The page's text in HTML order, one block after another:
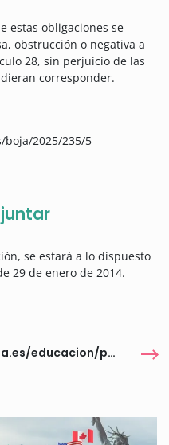
estas obligaciones se
obstrucción o negativa a
28, sin perjuicio de las
corresponder.
2025/235/5
se estará a lo dispuesto
29 de enero de 2014.
https://www.juntadeandalucia.es/educacion/portales/web/educacion/becas-ayudas/becas/beca-adriano/convocatorias